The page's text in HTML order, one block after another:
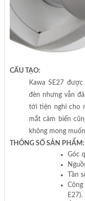
CẤU TẠO:
Kawa SE27
đèn nhưng vẫn
tới tiện nghi cho
mắt cảm biến
không mong
THÔNG SỐ SẢN PHẨM:
Góc
Tần
E27).